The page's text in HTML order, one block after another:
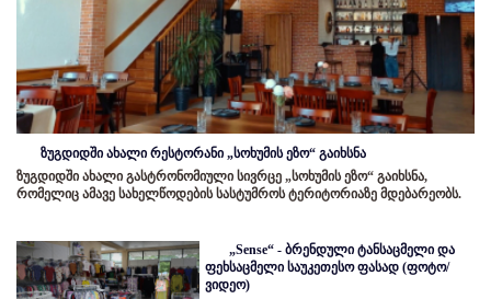
ზუგდიდში ახალი რესტორანი „სოხუმის ეზო“ გაიხსნა
ზუგდიდში ახალი გასტრონომიული სივრცე „სოხუმის ეზო“ გაიხსნა,
რომელიც ამავე სახელწოდების სასტუმროს ტერიტორიაზე მდებარეობს.
„Sense“ - ბრენდული ტანსაცმელი და
ფეხსაცმელი საუკეთესო ფასად (ფოტო/
ვიდეო)